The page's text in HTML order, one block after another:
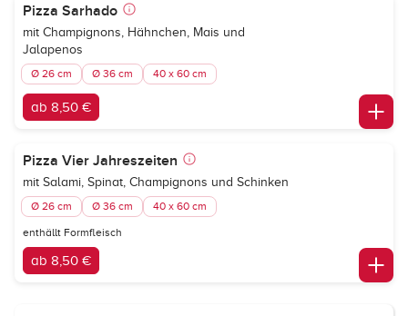
Pizza Sarhado
mit Champignons, Hähnchen, Mais und
Jalapenos
Ø 26 cm Ø 36 cm 40 x 60 cm
ab 8,50 €
Pizza Vier Jahreszeiten
mit Salami, Spinat, Champignons und Schinken
Ø 26 cm Ø 36 cm 40 x 60 cm
enthällt Formfleisch
ab 8,50 €